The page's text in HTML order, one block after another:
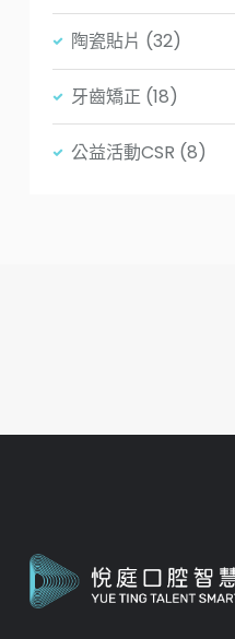
陶瓷貼片 (32)
牙齒矯正 (18)
公益活動CSR (8)